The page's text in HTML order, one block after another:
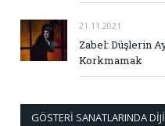
21.11.2021
Zabel: Düşlerin
Korkmamak
GÖSTERI SANATLARINDA